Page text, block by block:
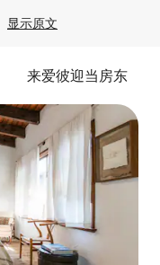
显示原文
来爱彼迎当房东